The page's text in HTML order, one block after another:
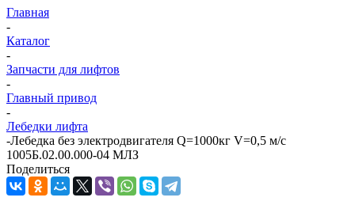
Главная
-
Каталог
-
Запчасти для лифтов
-
Главный привод
-
Лебедки лифта
-Лебедка без электродвигателя Q=1000кг V=0,5 м/с
1005Б.02.00.000-04 МЛЗ
Поделиться